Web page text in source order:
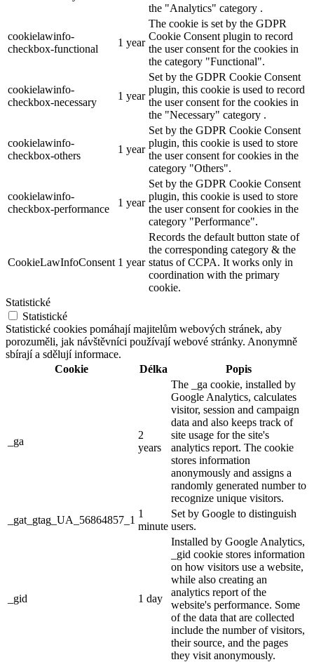
the "Analytics" category .
cookielawinfo-
checkbox-functional
1 year
The cookie is set by the GDPR
Cookie Consent plugin to record
the user consent for the cookies in
the category "Functional".
cookielawinfo-
checkbox-necessary
1 year
Set by the GDPR Cookie Consent
plugin, this cookie is used to record
the user consent for the cookies in
the "Necessary" category .
cookielawinfo-
checkbox-others
1 year
Set by the GDPR Cookie Consent
plugin, this cookie is used to store
the user consent for cookies in the
category "Others".
cookielawinfo-
checkbox-performance
1 year
Set by the GDPR Cookie Consent
plugin, this cookie is used to store
the user consent for cookies in the
category "Performance".
CookieLawInfoConsent 1 year
Records the default button state of
the corresponding category & the
status of CCPA. It works only in
coordination with the primary
cookie.
Statistické
Statistické
Statistické cookies pomáhají majitelům webových stránek, aby
porozuměli, jak návštěvníci používají webové stránky. Anonymně
sbírají a sdělují informace.
Cookie
Délka Popis
_ga
2
years
The _ga cookie, installed by
Google Analytics, calculates
visitor, session and campaign
data and also keeps track of
site usage for the site's
analytics report. The cookie
stores information
anonymously and assigns a
randomly generated number to
recognize unique visitors.
_gat_gtag_UA_56864857_1
1
minute
Set by Google to distinguish
users.
_gid 1 day
Installed by Google Analytics,
_gid cookie stores information
on how visitors use a website,
while also creating an
analytics report of the
website's performance. Some
of the data that are collected
include the number of visitors,
their source, and the pages
they visit anonymously.